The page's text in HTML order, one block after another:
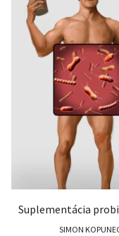
Suplementácia
SIMON